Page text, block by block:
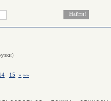
15 » »»